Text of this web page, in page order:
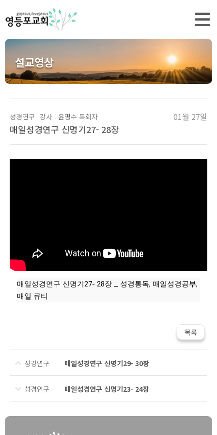
설교영상
성경연구 강사 : 윤명수 목회자
매일성경연구 신명기27- 28장
01월 27일
본문
매일성경연구 신명기27- 28장 _ 성경통독, 매일성경공부,
매일 큐티
목록
성경연구 매일성경연구 신명기29- 30장
성경연구 매일성경연구 신명기23- 24장